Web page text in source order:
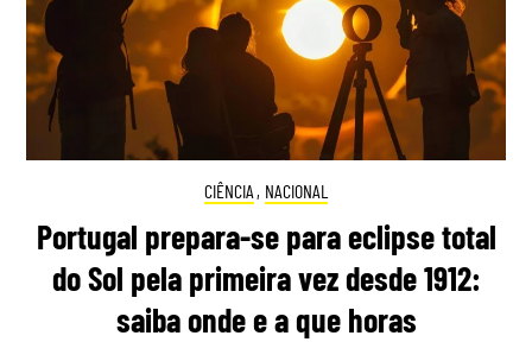
CIÊNCIA , NACIONAL
Portugal prepara-se para eclipse total
do Sol pela primeira vez desde 1912:
saiba onde e a que horas